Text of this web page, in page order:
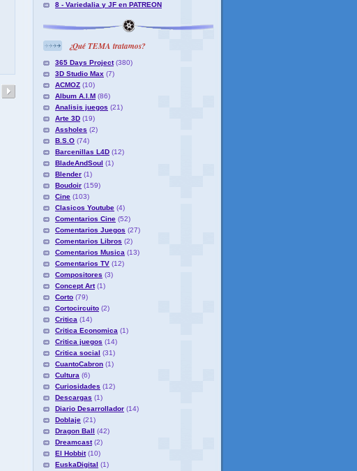
8 - Variedalia y JF en PATREON
¿Qué TEMA tratamos?
365 Days Project (380)
3D Studio Max (7)
ACMOZ (10)
Album A.I.M (86)
Analisis juegos (21)
Arte 3D (19)
Assholes (2)
B.S.O (74)
Barcenillas L4D (12)
BladeAndSoul (1)
Blender (1)
Boudoir (159)
Cine (103)
Clasicos Youtube (4)
Comentarios Cine (52)
Comentarios Juegos (27)
Comentarios Libros (2)
Comentarios Musica (13)
Comentarios TV (12)
Compositores (3)
Concept Art (1)
Corto (79)
Cortocircuito (2)
Critica (14)
Critica Economica (1)
Critica juegos (14)
Critica social (31)
CuantoCabron (1)
Cultura (6)
Curiosidades (12)
Descargas (1)
Diario Desarrollador (14)
Doblaje (21)
Dragon Ball (42)
Dreamcast (2)
El Hobbit (10)
EuskaDigital (1)